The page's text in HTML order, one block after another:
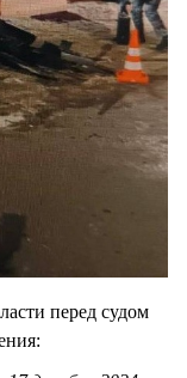
перед судом